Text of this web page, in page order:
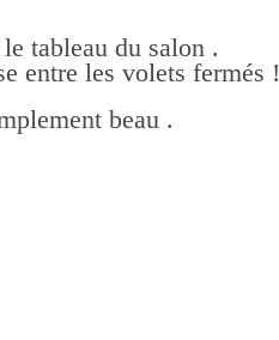
tableau du salon .
entre les volets fermés !
beau .